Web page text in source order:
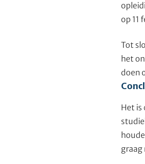
op 11
Tot
het
doen
Het is
graag